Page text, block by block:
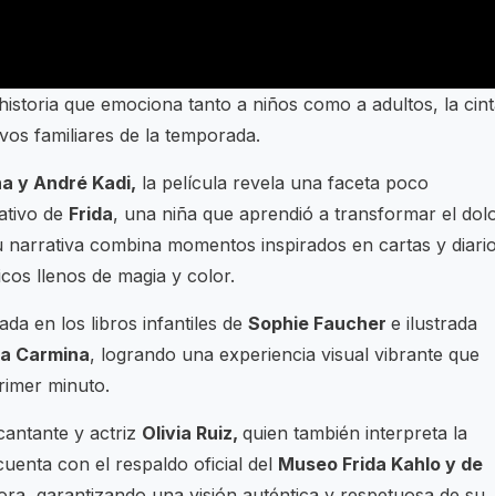
que emociona tanto a niños como a adultos, la
familiares de la temporada.
y André Kadi, la película revela una faceta poco
de Frida, una niña que aprendió a transformar el
combina momentos inspirados en cartas y
llenos de magia y color.
en los libros infantiles de Sophie Faucher e ilustrada
Carmina, logrando una experiencia visual vibrante que
minuto.
y actriz Olivia Ruiz, quien también interpreta la
con el respaldo oficial del Museo Frida Kahlo y de